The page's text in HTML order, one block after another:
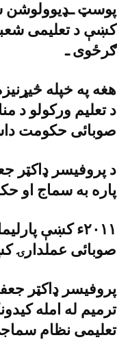
پوسټ ـډيوولوشن
کښې د تعليمى
ګرځوى ـ
هغه په خپله
د تعليم ورکولو د
صوبائى حکومت
د پروفيسر ډاکټر
پاره به سماج او
صوبائى عملدارۍ
پروفيسر ډاکټر
ترميم له امله
تعليمى نظام